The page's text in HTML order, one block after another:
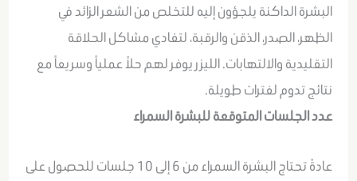
البشرة الداكنة يلجؤون إليه للتخلص من الشعر الزائد في
الظهر، الصدر، الذقن والرقبة، لتفادي مشاكل الحلاقة
التقليدية والالتهابات. الليزر يوفر لهم حلاً عملياً وسريعاً مع
نتائج تدوم لفترات طويلة.
عدد الجلسات المتوقعة للبشرة السمراء
عادةً تحتاج البشرة السمراء من 6 إلى 10 جلسات للحصول على